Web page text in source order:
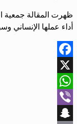
ظهرت المقالة جمعية
أداء عملها الإنساني
Facebook
X
WhatsApp
Viber